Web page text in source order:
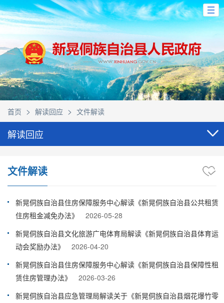
首页 > 解读回应 > 文件解读
解读回应
文件解读
新晃侗族自治县住房保障服务中心解读《新晃侗族自治县公共租赁
住房租金减免办法》
2026-05-28
新晃侗族自治县文化旅游广电体育局解读《新晃侗族自治县体育运
动会奖励办法》
2026-04-20
新晃侗族自治县住房保障服务中心解读《新晃侗族自治县保障性租
赁住房管理办法》
2026-03-26
新晃侗族自治县应急管理局解读关于《新晃侗族自治县烟花爆竹零